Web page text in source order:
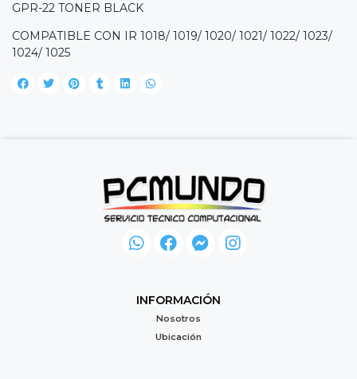
GPR-22 TONER BLACK
COMPATIBLE CON IR 1018/ 1019/ 1020/ 1021/ 1022/ 1023/
1024/ 1025
INFORMACIÓN
Nosotros
Ubicación